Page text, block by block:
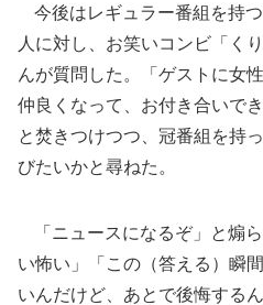
今後はレギュラー番組を持
人に対し、お笑いコンビ「く
んが質問した。「ゲストに女
仲良くなって、お付き合いで
と焚きつけつつ、冠番組を持
びたいかと尋ねた。
「ニュースになるぞ」と煽
い怖い」「この（答える）瞬
いんだけど、あとで後悔する